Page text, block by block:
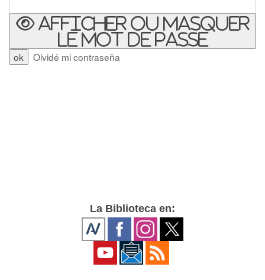
Afficher ou masquer
le mot de passe
Olvidé mi contraseña
La Biblioteca en: